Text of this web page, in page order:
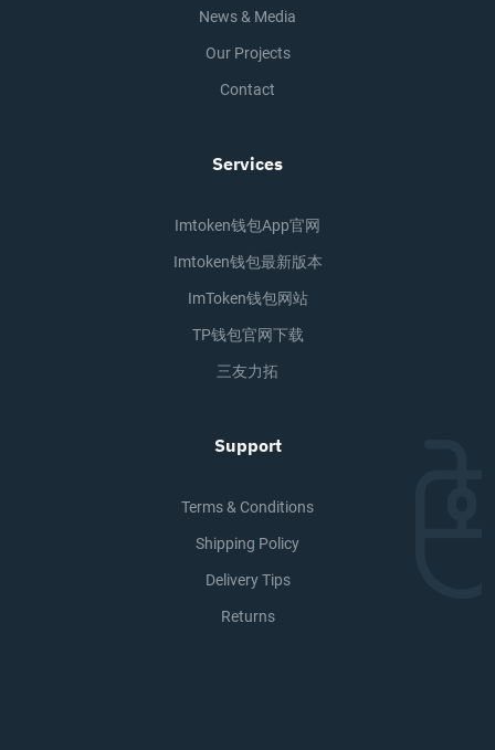
News & Media
Our Projects
Contact
Services
Imtoken钱包app官网
Imtoken钱包最新版本
ImToken钱包网站
TP钱包官网下载
三友力拓
Support
Terms & Conditions
Shipping Policy
Delivery Tips
Returns